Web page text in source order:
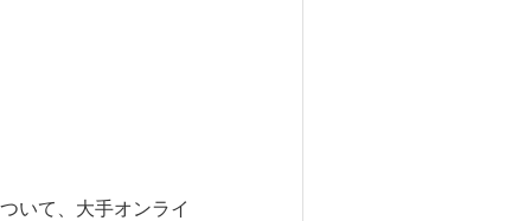
いて、大手オンライ